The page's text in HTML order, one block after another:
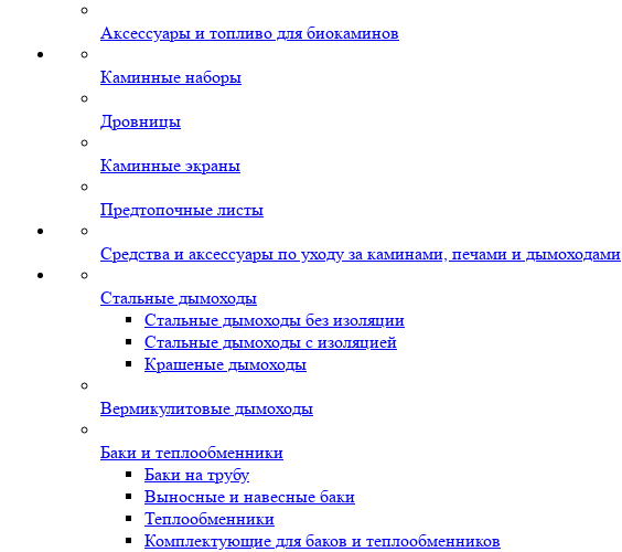
Аксессуары и топливо для биокаминов
Каминные наборы
Дровницы
Каминные экраны
Предтопочные листы
Средства и аксессуары по уходу за каминами, печами и дымоходами
Стальные дымоходы
Стальные дымоходы без изоляции
Стальные дымоходы с изоляцией
Крашеные дымоходы
Вермикулитовые дымоходы
Баки и теплообменники
Баки на трубу
Выносные и навесные баки
Теплообменники
Комплектующие для баков и теплообменников